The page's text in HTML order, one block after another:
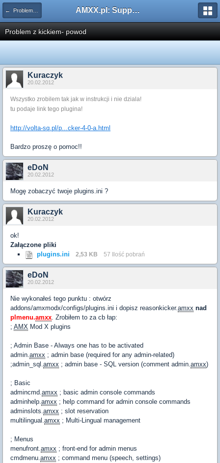
← Problemy z pluginami AMXX.pl: Support AMX Mod X i SourceMod
Problem z kickiem- powod
Kuraczyk
20.02.2012
Wszystko zrobilem tak jak w instrukcji i nie dziala!
tu podaje link tego plugina!
http://volta-sq.pl/p...cker-4-0-a.html
Bardzo proszę o pomoc!!
eDoN
20.02.2012
Mogę zobaczyć twoje plugins.ini ?
Kuraczyk
20.02.2012
ok!
Załączone pliki
plugins.ini
2,53 KB 57 Ilość pobrań
eDoN
20.02.2012
Nie wykonałeś tego punktu : otwórz
addons/amxmodx/configs/plugins.ini i dopisz reasonkicker.amxx nad
plmenu.amxx. Zrobiłem to za cb łap:
; AMX Mod X plugins
; Admin Base - Always one has to be activated
admin.amxx ; admin base (required for any admin-related)
;admin_sql.amxx ; admin base - SQL version (comment admin.amxx)
; Basic
admincmd.amxx ; basic admin console commands
adminhelp.amxx ; help command for admin console commands
adminslots.amxx ; slot reservation
multilingual.amxx ; Multi-Lingual management
; Menus
menufront.amxx ; front-end for admin menus
cmdmenu.amxx ; command menu (speech, settings)